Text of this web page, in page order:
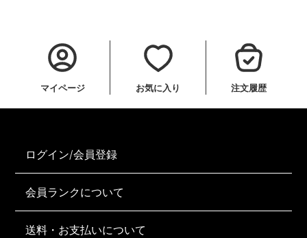
マイページ お気に入り 注文履歴
ログイン/会員登録
会員ランクについて
送料・お支払いについて